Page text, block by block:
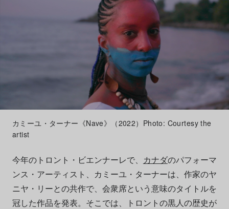
カミーユ・ターナー《Nave》（2022）Photo: Courtesy the
artist
今年のトロント・ビエンナーレで、 カナダのパフォーマ
ンス・アーティスト、カミーユ・ターナーは、作家のヤ
ニヤ・リーとの共作で、会衆席という意味のタイトルを
冠した作品を発表。そこでは、トロントの黒人の歴史が